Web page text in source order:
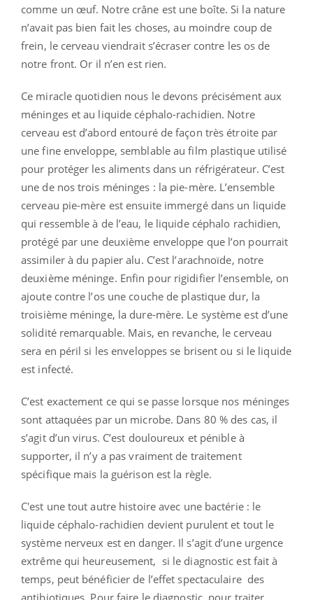
comme un œuf. Notre crâne est une boîte. Si la nature
n’avait pas bien fait les choses, au moindre coup de
frein, le cerveau viendrait s’écraser contre les os de
notre front. Or il n’en est rien.
Ce miracle quotidien nous le devons précisément aux
méninges et au liquide céphalo-rachidien. Notre
cerveau est d’abord entouré de façon très étroite par
une fine enveloppe, semblable au film plastique utilisé
pour protéger les aliments dans un réfrigérateur. C’est
une de nos trois méninges : la pie-mère. L’ensemble
cerveau pie-mère est ensuite immergé dans un liquide
qui ressemble à de l’eau, le liquide céphalo rachidien,
protégé par une deuxième enveloppe que l’on pourrait
assimiler à du papier alu. C’est l’arachnoïde, notre
deuxième méninge. Enfin pour rigidifier l’ensemble, on
ajoute contre l’os une couche de plastique dur, la
troisième méninge, la dure-mère. Le système est d’une
solidité remarquable. Mais, en revanche, le cerveau
sera en péril si les enveloppes se brisent ou si le liquide
est infecté.
C’est exactement ce qui se passe lorsque nos méninges
sont attaquées par un microbe. Dans 80 % des cas, il
s’agit d’un virus. C’est douloureux et pénible à
supporter, il n’y a pas vraiment de traitement
spécifique mais la guérison est la règle.
C'est une tout autre histoire avec une bactérie : le
liquide céphalo-rachidien devient purulent et tout le
système nerveux est en danger. Il s’agit d’une urgence
extrême qui heureusement, si le diagnostic est fait à
temps, peut bénéficier de l’effet spectaculaire des